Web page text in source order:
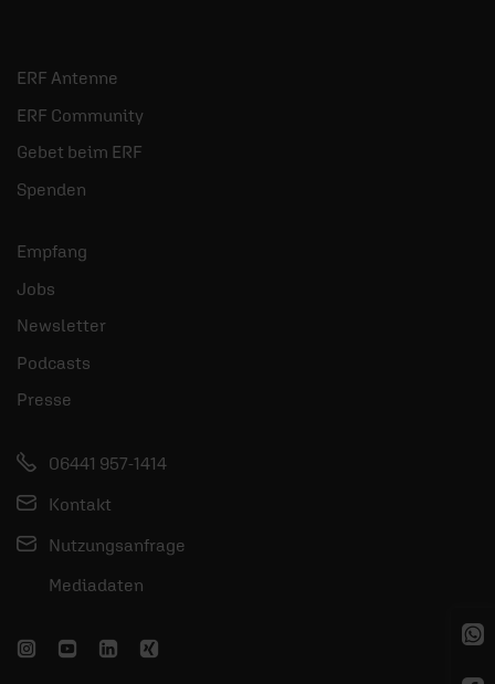
ERF Antenne
ERF Community
Gebet beim ERF
Spenden
Empfang
Jobs
Newsletter
Podcasts
Presse
06441 957-1414
Kontakt
Nutzungsanfrage
Mediadaten